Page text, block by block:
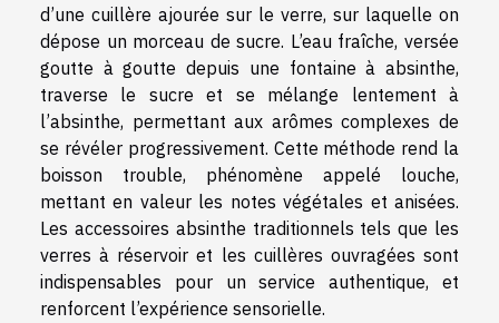
d’une cuillère ajourée sur le verre, sur laquelle on
dépose un morceau de sucre. L’eau fraîche, versée
goutte à goutte depuis une fontaine à absinthe,
traverse le sucre et se mélange lentement à
l’absinthe, permettant aux arômes complexes de
se révéler progressivement. Cette méthode rend la
boisson trouble, phénomène appelé louche,
mettant en valeur les notes végétales et anisées.
Les accessoires absinthe traditionnels tels que les
verres à réservoir et les cuillères ouvragées sont
indispensables pour un service authentique, et
renforcent l’expérience sensorielle.